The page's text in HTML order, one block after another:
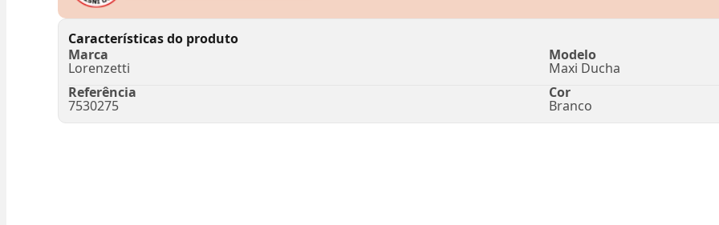
Características do produto
Marca
Lorenzetti
Modelo
Maxi Ducha
Referência
7530275
Cor
Branco